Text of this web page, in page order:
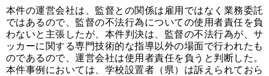
本件の運営会社は、監督との関係は雇用ではなく業務委託
ではあるので、監督の不法行為についての使用者責任を負
わないと主張したが、本件判決は、監督の不法行為が、サ
ッカーに関する専門技術的な指導以外の場面で行われたも
のであるので、運営会社は使用者責任を負うと判断した。
本件事例においては、学校設置者（県）は訴えられておら